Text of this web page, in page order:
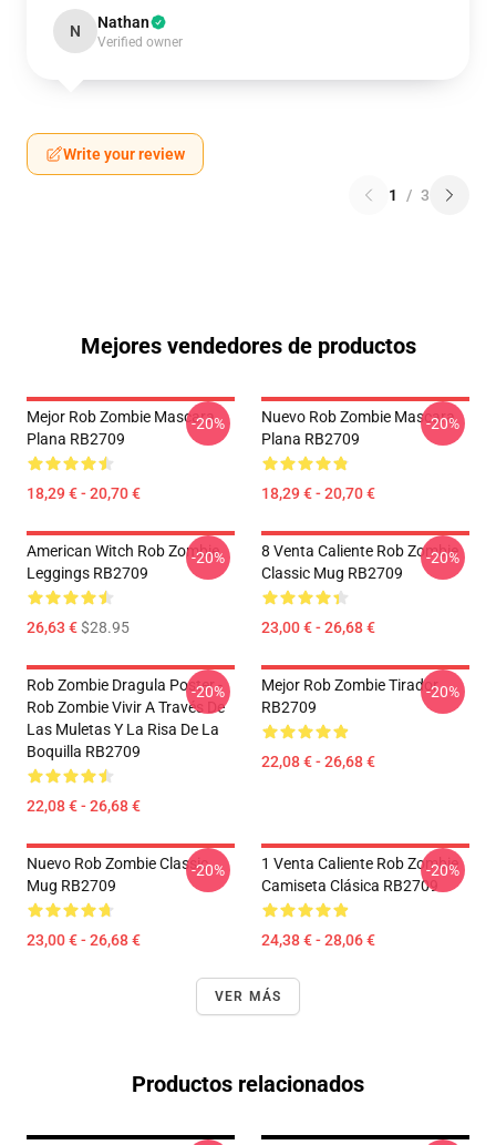
N Nathan
Verified owner
Write your review
1 / 3
Mejores vendedores de productos
Mejor Rob Zombie Mascara
Plana RB2709
18,29 € - 20,70 €
-20%
Nuevo Rob Zombie Mascara
Plana RB2709
18,29 € - 20,70 €
-20%
American Witch Rob Zombie
Leggings RB2709
26,63 €$28.95
-20%
8 Venta Caliente Rob Zombie
Classic Mug RB2709
23,00 € - 26,68 €
-20%
Rob Zombie Dragula Poster -
Rob Zombie Vivir A Través De
Las Muletas Y La Risa De La
Boquilla RB2709
22,08 € - 26,68 €
-20%
Mejor Rob Zombie Tirador
RB2709
22,08 € - 26,68 €
-20%
Nuevo Rob Zombie Classic
Mug RB2709
23,00 € - 26,68 €
-20%
1 Venta Caliente Rob Zombie
Camiseta Clásica RB2709
24,38 € - 28,06 €
-20%
VER MÁS
Productos relacionados